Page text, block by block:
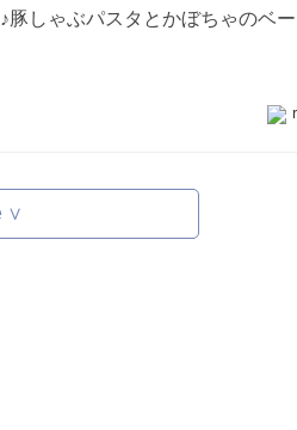
豚しゃぶパスタとかぼちゃのベー
more ∨